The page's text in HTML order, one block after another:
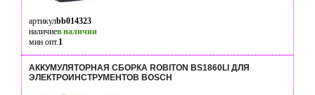
артикулbb014323
наличиев наличии
мин опт.1
АККУМУЛЯТОРНАЯ СБОРКА ROBITON BS1860LI ДЛЯ
ЭЛЕКТРОИНСТРУМЕНТОВ BOSCH